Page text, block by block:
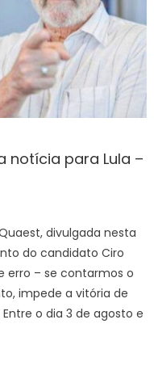
notícia para Lula –
divulgada nesta
do candidato Ciro
erro – se contarmos o
impede a vitória de
o dia 3 de agosto e